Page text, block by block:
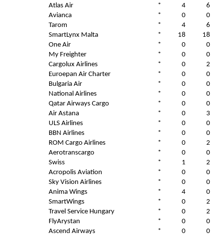
Atlas Air
* 4
6
Avianca
* 0
0
Tarom
* 4
6
SmartLynx Malta
* 18
18
One Air
* 0
0
My Freighter
* 0
0
Cargolux Airlines
* 0
2
Euroepan Air Charter
* 0
0
Bulgaria Air
* 0
0
National Airlines
* 0
0
Qatar Airways Cargo
* 0
0
Air Astana
* 0
3
ULS Airlines
* 0
0
BBN Airlines
* 0
0
ROM Cargo Airlines
* 0
2
Aerotranscargo
* 0
0
Swiss
* 1
2
Acropolis Aviation
* 0
0
Sky Vision Airlines
* 0
0
Anima Wings
* 4
0
SmartWings
* 0
2
Travel Service Hungary
* 0
2
FlyArystan
* 0
0
Ascend Airways
* 0 0